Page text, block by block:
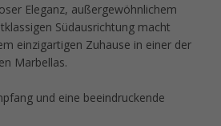
Eleganz, außergewöhnlichem
Südausrichtung macht
einzigartigen Zuhause in einer der
Marbellas.
und eine beeindruckende